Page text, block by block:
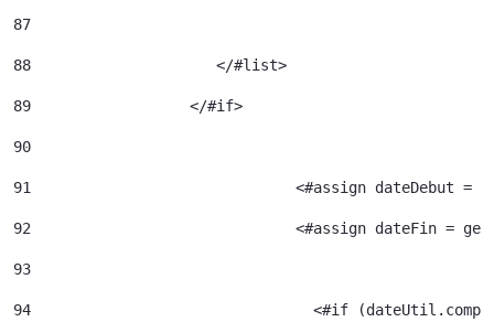
87
88
		       </#list>
89
		    </#if>
90
91
<#assign dateDebut
92
<#assign dateFin =
93
94